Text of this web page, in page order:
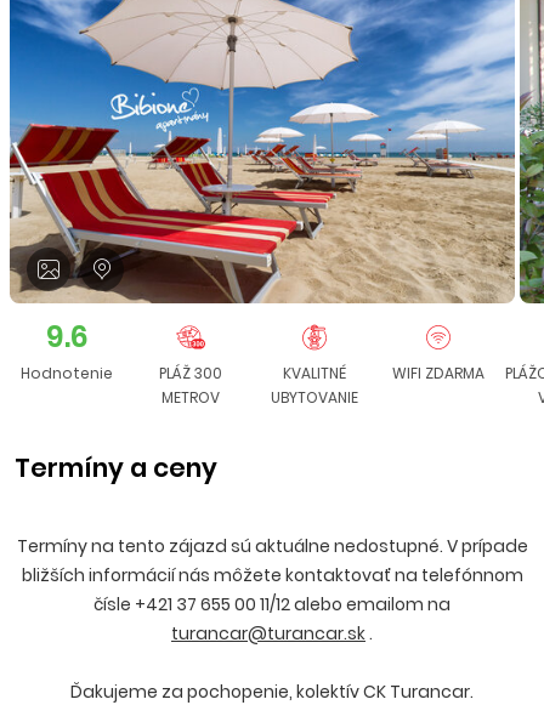
9.6
Hodnotenie
PLÁŽ 300
METROV
KVALITNÉ
UBYTOVANIE
WIFI ZDARMA
Termíny a ceny
Termíny na tento zájazd sú aktuálne nedostupné. V prípade
bližších informácií nás môžete kontaktovať na telefónnom
čísle +421 37 655 00 11/12 alebo emailom na
turancar@turancar.sk.
Ďakujeme za pochopenie, kolektív CK Turancar.